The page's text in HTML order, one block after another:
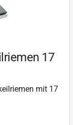
17
mit 17